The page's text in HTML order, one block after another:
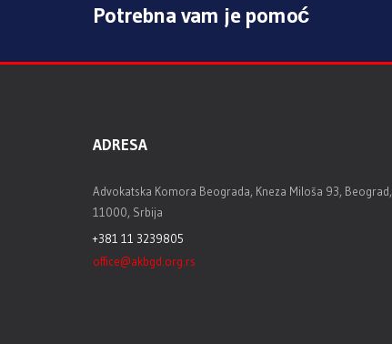
Potrebna vam je pomoć
ADRESA
Advokatska Komora Beograda, Kneza Miloša 93, Beograd,
11000, Srbija
+381 11 3239805
office@akbgd.org.rs